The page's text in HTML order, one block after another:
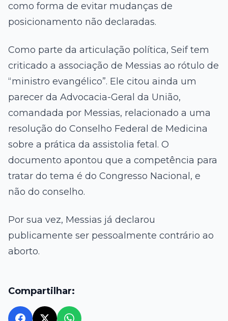
como forma de evitar mudanças de
posicionamento não declaradas.
Como parte da articulação política, Seif tem
criticado a associação de Messias ao rótulo de
“ministro evangélico”. Ele citou ainda um
parecer da Advocacia-Geral da União,
comandada por Messias, relacionado a uma
resolução do Conselho Federal de Medicina
sobre a prática da assistolia fetal. O
documento apontou que a competência para
tratar do tema é do Congresso Nacional, e
não do conselho.
Por sua vez, Messias já declarou
publicamente ser pessoalmente contrário ao
aborto.
Compartilhar: